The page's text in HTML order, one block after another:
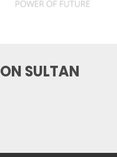
SULTAN